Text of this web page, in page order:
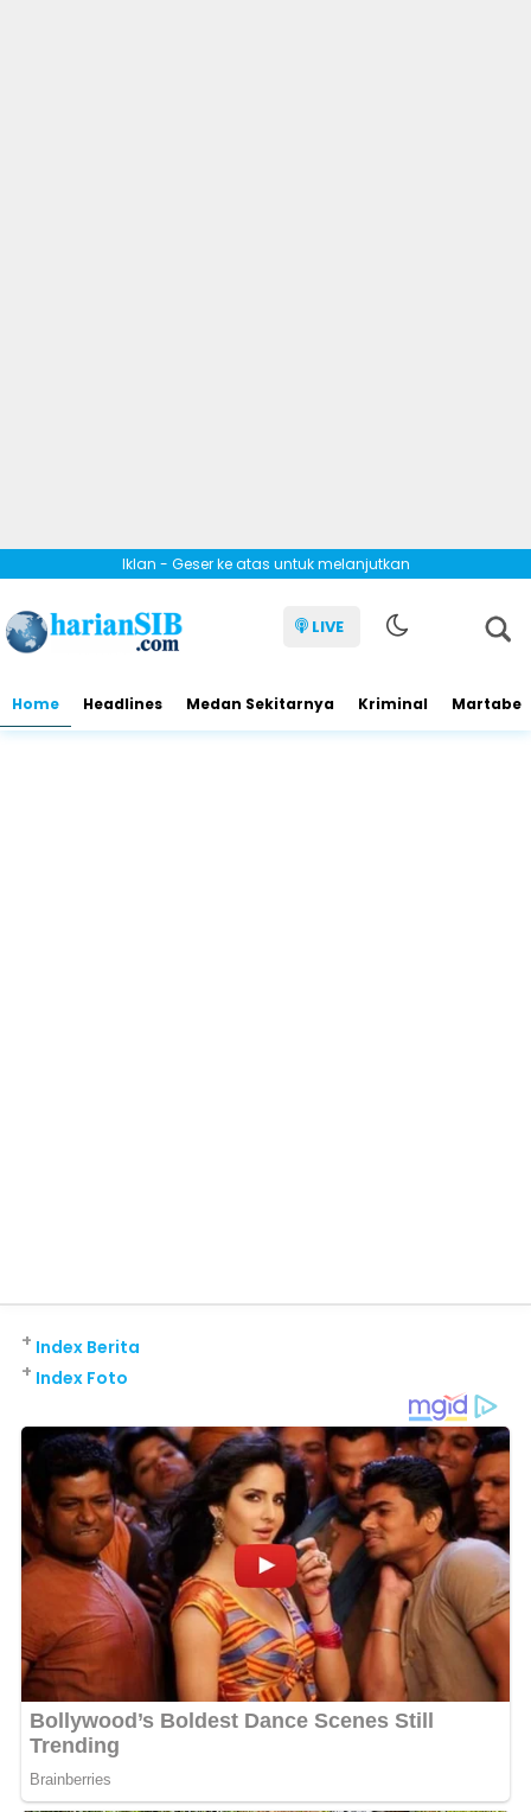
Iklan - Geser ke atas untuk melanjutkan
LIVE
Home Headlines Medan Sekitarnya Kriminal Martabe
Index Berita
+
Index Foto
+